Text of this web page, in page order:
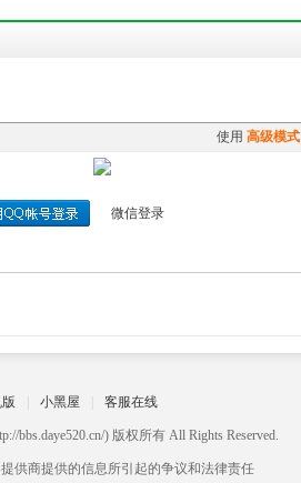
使用 高级模式
小黑屋 客服在线
bbs.daye520.cn/) 版权所有 All Rights Reserved.
供商提供的信息所引起的争议和法律责任